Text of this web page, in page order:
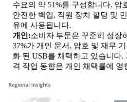
수요의 약 51%를 구성합니다. 암
안전한 백업, 직원 장치 할당 및
유에 사용됩니다.
개인:소비자 부문은 꾸준히 성장
37%가 개인 문서, 암호 및 재무
화 된 USB를 채택하고 있습니다.
격 작업 동향은 개인 채택률에 영